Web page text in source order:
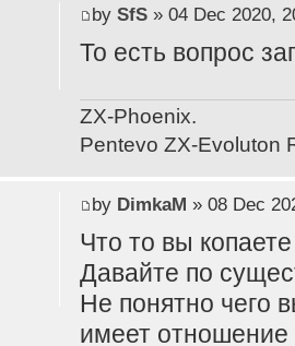
by SfS» 04 Dec 2020,
То есть вопрос
ZX-Phoenix.
Pentevo ZX-Evoluton
by DimkaM » 08 Dec
Что то вы
Давайте по
Не понятно чего
имеет отношение